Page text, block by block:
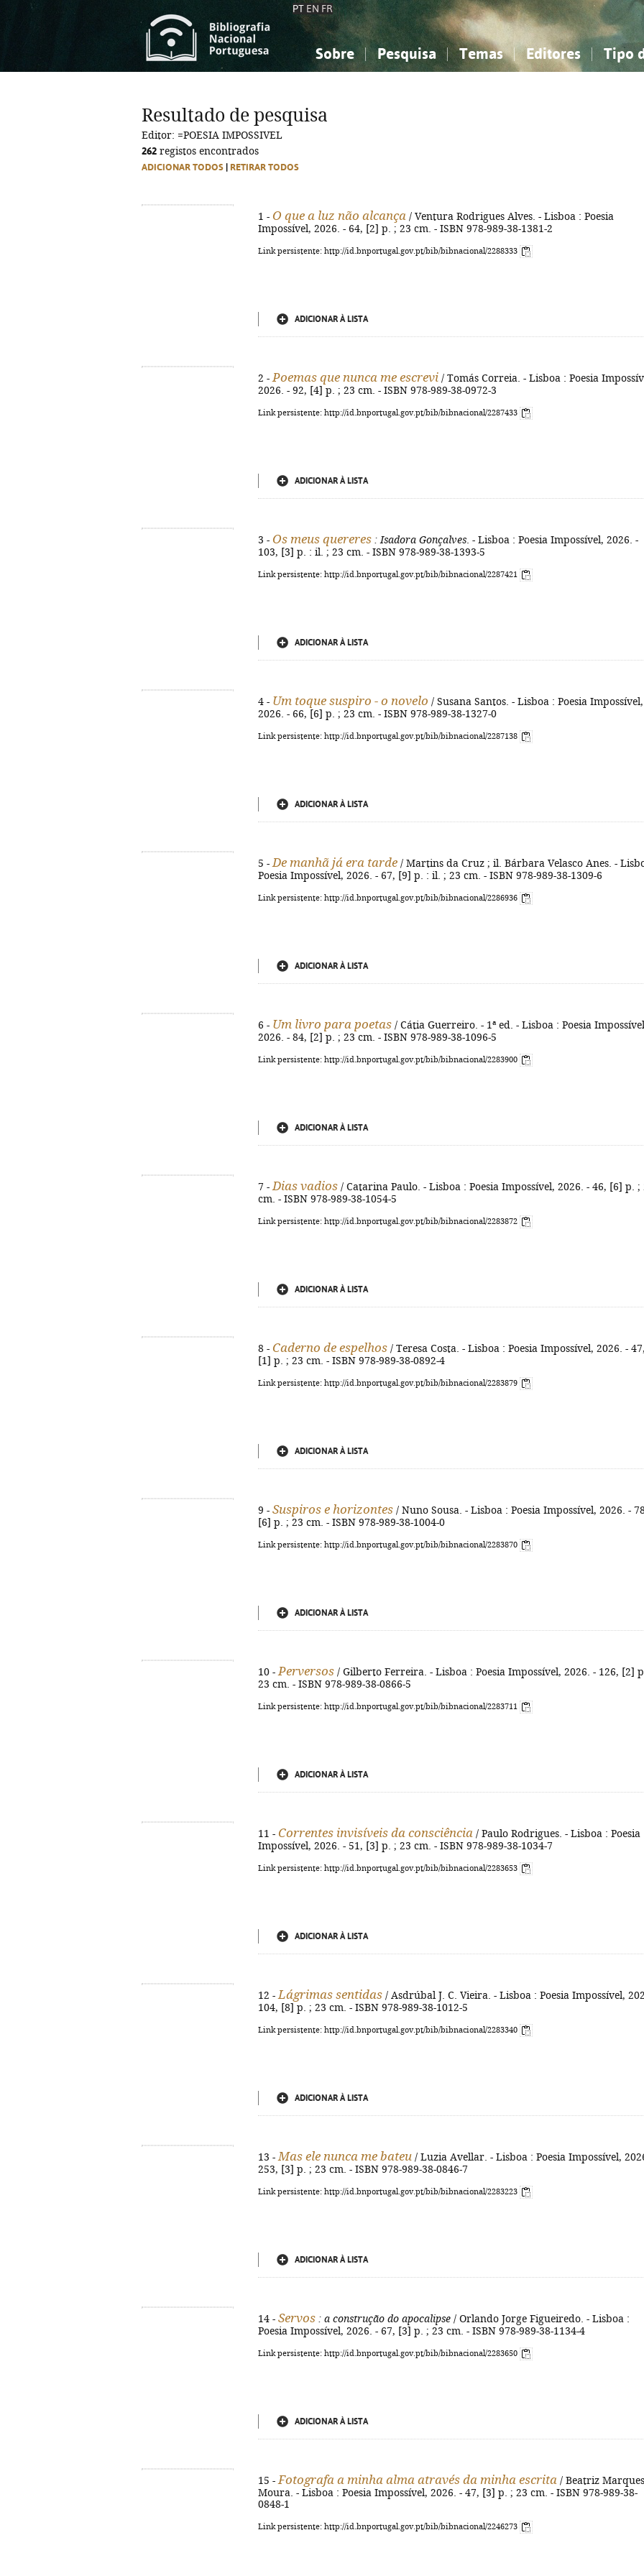
PT EN FR
Sobre Pesquisa Temas
Ciências sociais...
Editores Tipo
Ciências sociais...
Resultado de pesquisa
Editor: =POESIA IMPOSSIVEL
262 registos encontrados
ADICIONAR TODOS RETIRAR TODOS
1 - O que a luz não alcança / Ventura Rodrigues Alves. - Lisboa : Poesia
Impossível, 2026. - 64, [2] p. ; 23 cm. - ISBN 978-989-38-1381-2
Link persistente: http://id.bnportugal.gov.pt/bib/bibnacional/2288333
ADICIONAR À LISTA
2 - Poemas que nunca me escrevi / Tomás Correia. - Lisboa : Poesia
2026. - 92, [4] p. ; 23 cm. - ISBN 978-989-38-0972-3
Link persistente: http://id.bnportugal.gov.pt/bib/bibnacional/2287433
ADICIONAR À LISTA
3 - Os meus quereres : Isadora Gonçalves . - Lisboa : Poesia Impossível, 2026. -
103, [3] p. : il. ; 23 cm. - ISBN 978-989-38-1393-5
Link persistente: http://id.bnportugal.gov.pt/bib/bibnacional/2287421
ADICIONAR À LISTA
4 - Um toque suspiro - o novelo / Susana Santos. - Lisboa : Poesia Impossível,
2026. - 66, [6] p. ; 23 cm. - ISBN 978-989-38-1327-0
Link persistente: http://id.bnportugal.gov.pt/bib/bibnacional/2287138
ADICIONAR À LISTA
5 - De manhã já era tarde / Martins da Cruz ; il. Bárbara Velasco Anes. -
Poesia Impossível, 2026. - 67, [9] p. : il. ; 23 cm. - ISBN 978-989-38-1309-6
Link persistente: http://id.bnportugal.gov.pt/bib/bibnacional/2286936
ADICIONAR À LISTA
6 - Um livro para poetas / Cátia Guerreiro. - 1ª ed. - Lisboa : Poesia
2026. - 84, [2] p. ; 23 cm. - ISBN 978-989-38-1096-5
Link persistente: http://id.bnportugal.gov.pt/bib/bibnacional/2283900
ADICIONAR À LISTA
7 - Dias vadios / Catarina Paulo. - Lisboa : Poesia Impossível, 2026. - 46, [6] p. ;
cm. - ISBN 978-989-38-1054-5
Link persistente: http://id.bnportugal.gov.pt/bib/bibnacional/2283872
ADICIONAR À LISTA
8 - Caderno de espelhos / Teresa Costa. - Lisboa : Poesia Impossível, 2026. -
[1] p. ; 23 cm. - ISBN 978-989-38-0892-4
Link persistente: http://id.bnportugal.gov.pt/bib/bibnacional/2283879
ADICIONAR À LISTA
9 - Suspiros e horizontes / Nuno Sousa. - Lisboa : Poesia Impossível, 2026. -
[6] p. ; 23 cm. - ISBN 978-989-38-1004-0
Link persistente: http://id.bnportugal.gov.pt/bib/bibnacional/2283870
ADICIONAR À LISTA
10 - Perversos / Gilberto Ferreira. - Lisboa : Poesia Impossível, 2026. - 126, [2]
23 cm. - ISBN 978-989-38-0866-5
Link persistente: http://id.bnportugal.gov.pt/bib/bibnacional/2283711
ADICIONAR À LISTA
11 - Correntes invisíveis da consciência / Paulo Rodrigues. - Lisboa : Poesia
Impossível, 2026. - 51, [3] p. ; 23 cm. - ISBN 978-989-38-1034-7
Link persistente: http://id.bnportugal.gov.pt/bib/bibnacional/2283653
ADICIONAR À LISTA
12 - Lágrimas sentidas / Asdrúbal J. C. Vieira. - Lisboa : Poesia Impossível,
104, [8] p. ; 23 cm. - ISBN 978-989-38-1012-5
Link persistente: http://id.bnportugal.gov.pt/bib/bibnacional/2283340
ADICIONAR À LISTA
13 - Mas ele nunca me bateu / Luzia Avellar. - Lisboa : Poesia Impossível,
253, [3] p. ; 23 cm. - ISBN 978-989-38-0846-7
Link persistente: http://id.bnportugal.gov.pt/bib/bibnacional/2283223
ADICIONAR À LISTA
14 - Servos : a construção do apocalipse / Orlando Jorge Figueiredo. - Lisboa :
Poesia Impossível, 2026. - 67, [3] p. ; 23 cm. - ISBN 978-989-38-1134-4
Link persistente: http://id.bnportugal.gov.pt/bib/bibnacional/2283650
ADICIONAR À LISTA
15 - Fotografa a minha alma através da minha escrita / Beatriz Marques
Moura. - Lisboa : Poesia Impossível, 2026. - 47, [3] p. ; 23 cm. - ISBN 978-989-38-
0848-1
Link persistente: http://id.bnportugal.gov.pt/bib/bibnacional/2246273